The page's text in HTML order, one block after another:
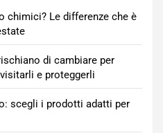
chimici? Le differenze che è
di cambiare per
e proteggerli
scegli i prodotti adatti per